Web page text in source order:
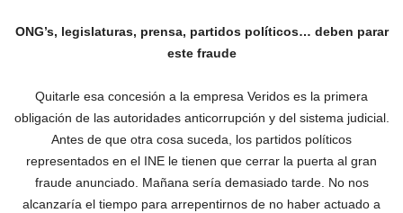
ONG’s, legislaturas, prensa, partidos políticos… deben parar
este fraude
Quitarle esa concesión a la empresa Veridos es la primera
obligación de las autoridades anticorrupción y del sistema judicial.
Antes de que otra cosa suceda, los partidos políticos
representados en el INE le tienen que cerrar la puerta al gran
fraude anunciado. Mañana sería demasiado tarde. No nos
alcanzaría el tiempo para arrepentirnos de no haber actuado a